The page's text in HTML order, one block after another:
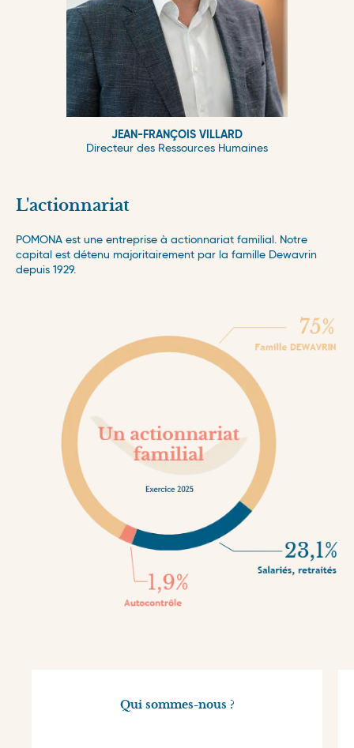
JEAN-FRANÇOIS VILLARD
Directeur des Ressources Humaines
L'actionnariat
POMONA est une entreprise à actionnariat familial. Notre
capital est détenu majoritairement par la famille Dewavrin
depuis 1929.
Qui sommes-nous ?